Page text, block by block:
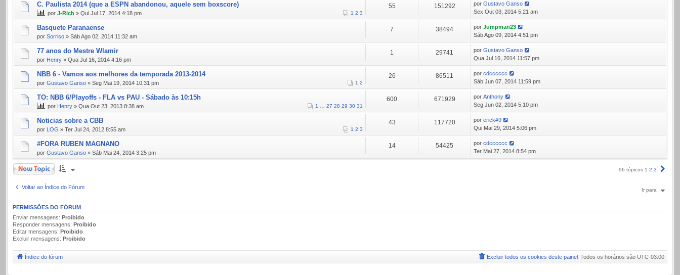
C. Paulista 2014 (que a ESPN abandonou, aquele sem boxscore)
por J-Rich » Qui Jul 17, 2014 4:18 pm 1 2 3
55 151292 porGustavo Ganso
Sex Out 03, 2014 5:21 am
Basquete Paranaense
por Sorriso » Sáb Ago 02, 2014 11:32 am
7 38494 porJumpman23
Sáb Ago 09, 2014 4:51 pm
77 anos do Mestre Wlamir
por Henry » Qua Jul 16, 2014 4:16 pm
1 29741 porGustavo Ganso
Qua Jul 16, 2014 11:57 pm
NBB 6 - Vamos aos melhores da temporada 2013-2014
por Gustavo Ganso » Seg Mai 19, 2014 10:31 pm 1 2
26 86511 porcdcccccc
Sáb Jun 07, 2014 11:59 pm
TO: NBB 6/Playoffs - FLA vs PAU - Sábado às 10:15h
por Henry » Qua Out 23, 2013 8:38 am 1 27 28 29 30 31
600 671929 porAnthony
Seg Jun 02, 2014 5:10 pm
Noticias sobre a CBB
por LOG » Ter Jul 24, 2012 8:55 am 1 2 3
43 117720 porerick#9
Qui Mai 29, 2014 5:06 pm
#FORA RUBEN MAGNANO
por Gustavo Ganso » Sáb Mai 24, 2014 3:25 pm
14 54425 porcdcccccc
Ter Mai 27, 2014 8:54 pm
Novo Tópico
96 tópicos 1 2 3
Voltar ao Índice do Fórum Ir para
PERMISSÕES DO FÓRUM
Enviar mensagens: Proibido
Responder mensagens: Proibido
Editar mensagens: Proibido
Excluir mensagens: Proibido
Índice do fórum Todos os horários são UTC-03:00
Excluir todos os cookies deste painel